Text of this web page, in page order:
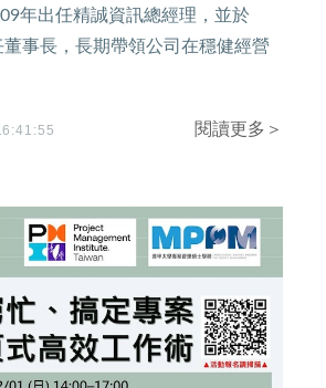
年出任精誠資訊總經理，並於
事長，長期帶領公司在穩健經營
閱讀更多＞